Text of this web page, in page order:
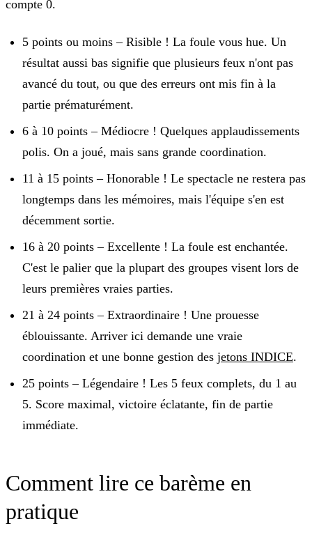
compte 0.
5 points ou moins – Risible ! La foule vous hue. Un
résultat aussi bas signifie que plusieurs feux n'ont pas
avancé du tout, ou que des erreurs ont mis fin à la
partie prématurément.
6 à 10 points – Médiocre ! Quelques applaudissements
polis. On a joué, mais sans grande coordination.
11 à 15 points – Honorable ! Le spectacle ne restera pas
longtemps dans les mémoires, mais l'équipe s'en est
décemment sortie.
16 à 20 points – Excellente ! La foule est enchantée.
C'est le palier que la plupart des groupes visent lors de
leurs premières vraies parties.
21 à 24 points – Extraordinaire ! Une prouesse
éblouissante. Arriver ici demande une vraie
coordination et une bonne gestion des jetons INDICE.
25 points – Légendaire ! Les 5 feux complets, du 1 au
5. Score maximal, victoire éclatante, fin de partie
immédiate.
Comment lire ce barème en
pratique